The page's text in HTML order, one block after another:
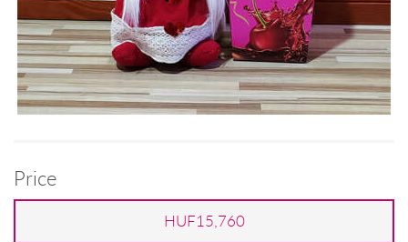
Price
HUF15,760